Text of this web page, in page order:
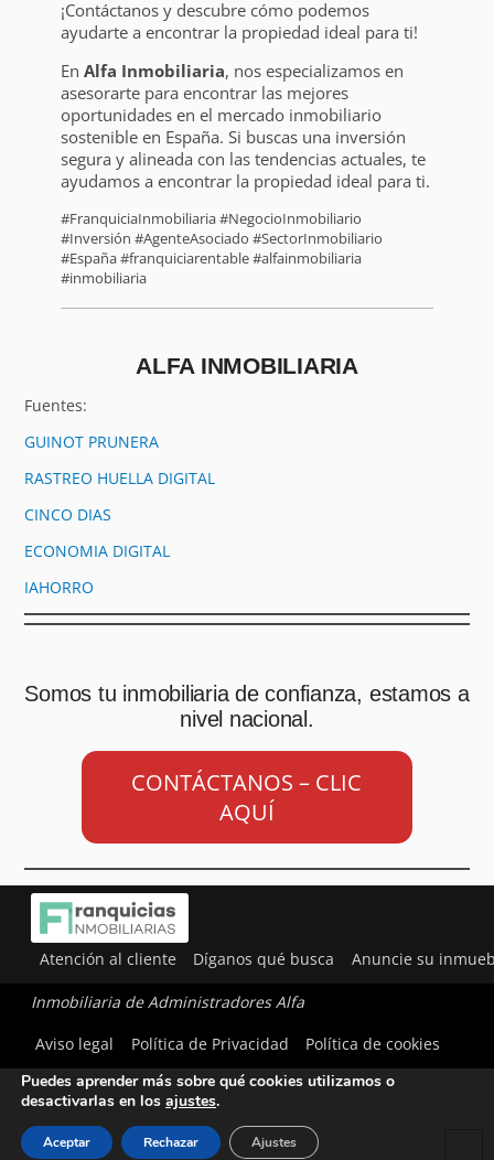
¡Contáctanos y descubre cómo podemos
ayudarte a encontrar la propiedad ideal para ti!
En Alfa Inmobiliaria, nos especializamos en
asesorarte para encontrar las mejores
oportunidades en el mercado inmobiliario
sostenible en España. Si buscas una inversión
segura y alineada con las tendencias actuales, te
ayudamos a encontrar la propiedad ideal para ti.
#FranquiciaInmobiliaria #NegocioInmobiliario
#Inversión #AgenteAsociado #SectorInmobiliario
#España #franquiciarentable #alfainmobiliaria
#inmobiliaria
ALFA INMOBILIARIA
Fuentes:
GUINOT PRUNERA
RASTREO HUELLA DIGITAL
CINCO DIAS
ECONOMIA DIGITAL
IAHORRO
Somos tu inmobiliaria de confianza, estamos a
nivel nacional.
CONTÁCTANOS – CLIC
AQUÍ
Atención al cliente Díganos qué busca Anuncie su
Inmobiliaria de Administradores Alfa
Aviso legal
Política de Privacidad Política de cookies
Utilizamos cookies para ofrecerte la mejor experiencia en
Puedes aprender más sobre qué cookies utilizamos o
desactivarlas en los ajustes.
Aceptar Rechazar Ajustes